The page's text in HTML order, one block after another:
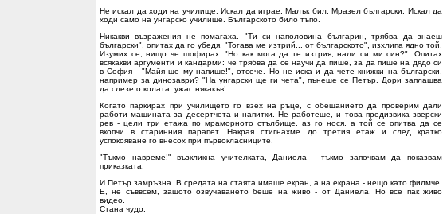
Не искал да ходи на училище. Искал да играе. Малък бил. Мразел български. Искал да
ходи само на унгарско училище. Българското било тъпо.
Никакви възражения не помагаха. "Ти си наполовина българин, трябва да знаеш
български", опитах да го убедя. "Тогава ме изтрий... от българското", изхлипа ядно той.
Изумих се, нищо че шофирах: "Но как мога да те изтрия, нали си ми син?". Опитах
всякакви аргументи и кандарми: че трябва да се научи да пише, за да пише на дядо си
в София - "Майя ще му напише!", отсече. Но не иска и да чете книжки на български,
например за динозаври? "На унгарски ще ги чета", пънеше се Петър. Дори заплашва
да слезе о колата, ужас някакъв!
Когато паркирах при училището го взех на ръце, с обещанието да проверим дали
работи машината за десертчета и напитки. Не работеше, и това предизвика зверски
рев - цели три етажа по мраморното стълбище, аз го нося, а той се опитва да се
вкопчи в старинния парапет. Накрая стигнахме до третия етаж и след кратко
успокояване го внесох при първокласниците.
"Тъкмо навреме!" възкликна учителката, Даниела - тъкмо започвам да показвам
приказката.
И Петър замръзна. В средата на стаята имаше екран, а на екрана - нещо като филмче.
Е, не съввсем, защото озвучаването беше на живо - от Даниела. Но все пак живо
видео.
Стана чудо.